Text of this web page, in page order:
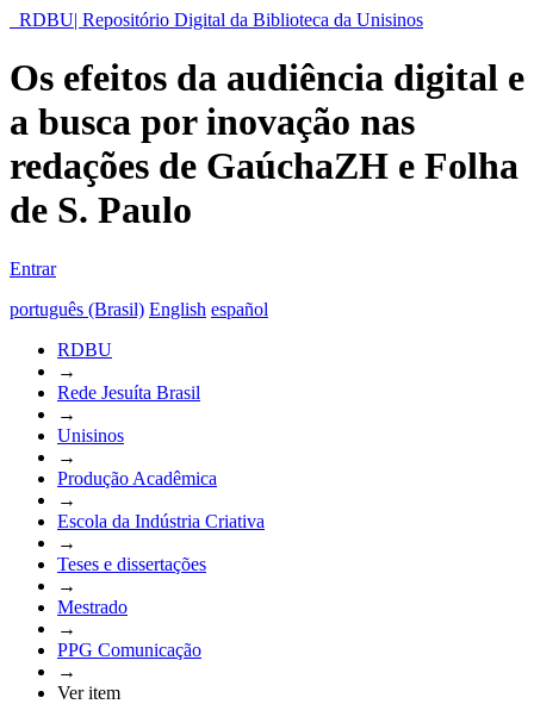
RDBU| Repositório Digital da Biblioteca da Unisinos
Os efeitos da audiência digital e
a busca por inovação nas
redações de GaúchaZH e Folha
de S. Paulo
Entrar
português (Brasil) English español
RDBU
→
Rede Jesuíta Brasil
→
Unisinos
→
Produção Acadêmica
→
Escola da Indústria Criativa
→
Teses e dissertações
→
Mestrado
→
PPG Comunicação
→
Ver item